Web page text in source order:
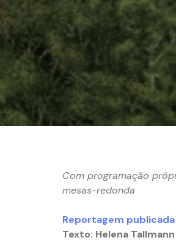
Com programação
mesas-redonda
Reportagem
Texto: Helena Tallmann